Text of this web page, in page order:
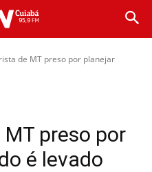
de MT preso por planejar
preso por
é levado